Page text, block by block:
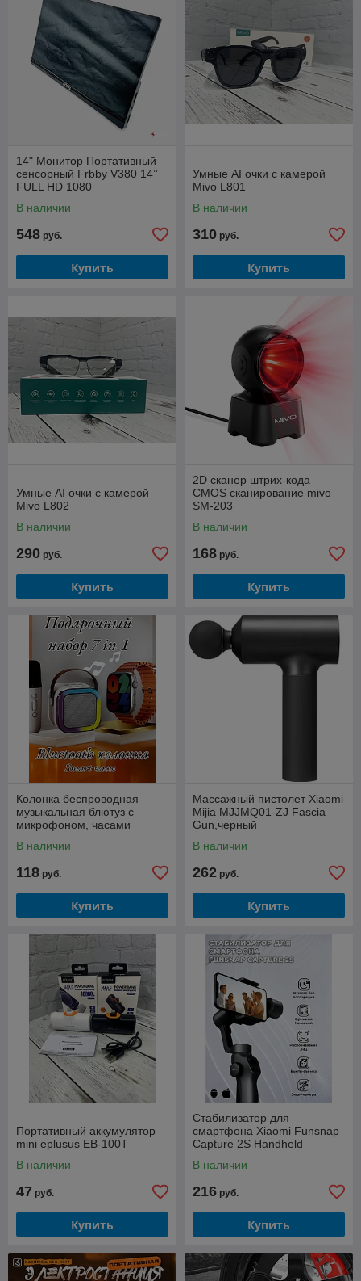
14" Монитор Портативный
сенсорный Frbby V380 14’’
FULL HD 1080
В наличии
548 руб.
Купить
Умные AI очки с камерой
Mivo L801
В наличии
310 руб.
Купить
Умные AI очки с камерой
Mivo L802
В наличии
290 руб.
Купить
2D сканер штрих-кода
CMOS сканирование mivo
SM-203
В наличии
168 руб.
Купить
Колонка беспроводная
музыкальная блютуз с
микрофоном, часами
В наличии
118 руб.
Купить
Массажный пистолет Xiaomi
Mijia MJJMQ01-ZJ Fascia
Gun,черный
В наличии
262 руб.
Купить
Портативный аккумулятор
mini eplusus EB-100T
В наличии
47 руб.
Купить
Стабилизатор для
смартфона Xiaomi Funsnap
Capture 2S Handheld
В наличии
216 руб.
Купить